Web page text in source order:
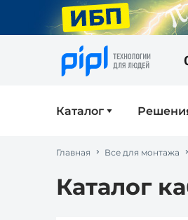
Каталог
Главная Все для монтажа
Каталог